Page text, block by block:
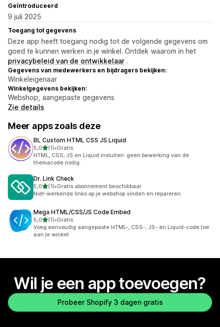
Geïntroduceerd
9 juli 2025
Toegang tot gegevens
Deze app heeft toegang nodig tot de volgende gegevens om
goed te kunnen werken in je winkel. Ontdek waarom in het
privacybeleid van de ontwikkelaar .
Gegevens van medewerkers en bijdragers bekijken:
Winkeleigenaar
Winkelgegevens bekijken:
Webshop, aangepaste gegevens
Zie details
Meer apps zoals deze
BL Custom HTML CSS JS Liquid
5,0van 5 sterren
(1)
1 recensies in totaal
•Gratis
HTML, CSS, JS en Liquid insluiten: geen bewerking van de
themacode nodig.
Dr. Link Check
5,0van 5 sterren
(1)
1 recensies in totaal
•Gratis abonnement beschikbaar
Niet-werkende links op je webshop vinden en repareren.
Mega HTML/CSS/JS Code Embed
5,0van 5 sterren
(1)
1 recensies in totaal
•Gratis
Voeg eenvoudig aangepaste HTML-, CSS-, JS- en Liquid-code toe
aan je winkel
Wil je een app toevoegen?
Probeer Shopify 3 dagen gratis